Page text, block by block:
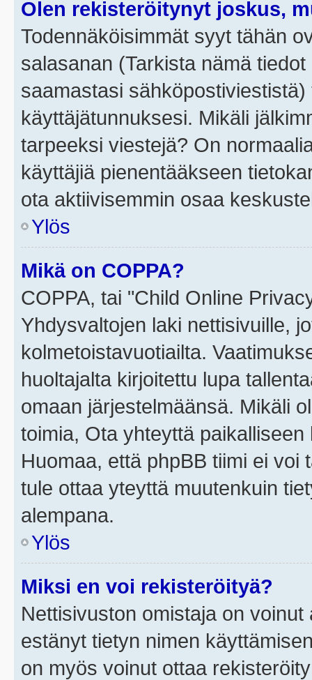
Olen rekisteröitynyt joskus,
Todennäköisimmät syyt tähän
salasanan (Tarkista nämä
saamastasi
käyttäjätunnuksesi. Mikäli
tarpeeksi viestejä? On
käyttäjiä pienentääkseen
ota aktiivisemmin osaa
Ylös
Mikä on COPPA?
COPPA, tai "Child Online
Yhdysvaltojen laki nettisivuille,
kolmetoistavuotiailta.
huoltajalta kirjoitettu lupa
omaan järjestelmäänsä. Mikäli
toimia, Ota yhteyttä
Huomaa, että phpBB tiimi ei voi
tule ottaa yteyttä muutenkuin
alempana.
Ylös
Miksi en voi rekisteröityä?
Nettisivuston omistaja on
estänyt tietyn nimen
on myös voinut ottaa